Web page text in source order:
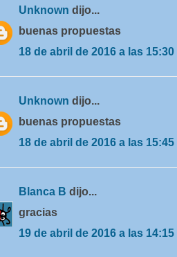
Unknown dijo...
buenas propuestas
18 de abril de 2016 a las 15:30
Unknown dijo...
buenas propuestas
18 de abril de 2016 a las 15:45
Blanca B dijo...
gracias
19 de abril de 2016 a las 14:15